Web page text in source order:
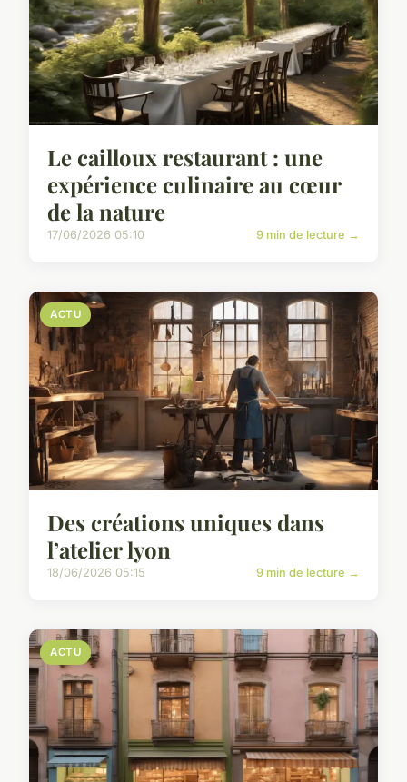
Le cailloux restaurant : une
expérience culinaire au cœur
de la nature
17/06/2026 05:10 9 min de lecture →
ACTU
Des créations uniques dans
l’atelier lyon
18/06/2026 05:15 9 min de lecture →
ACTU